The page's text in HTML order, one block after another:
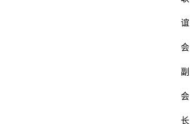
谊
会
副
会
长